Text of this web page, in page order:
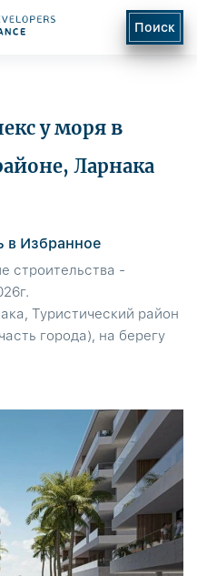
Поиск
у моря в
Ларнака
строительства -
Туристический район
города), на берегу
в Избранное